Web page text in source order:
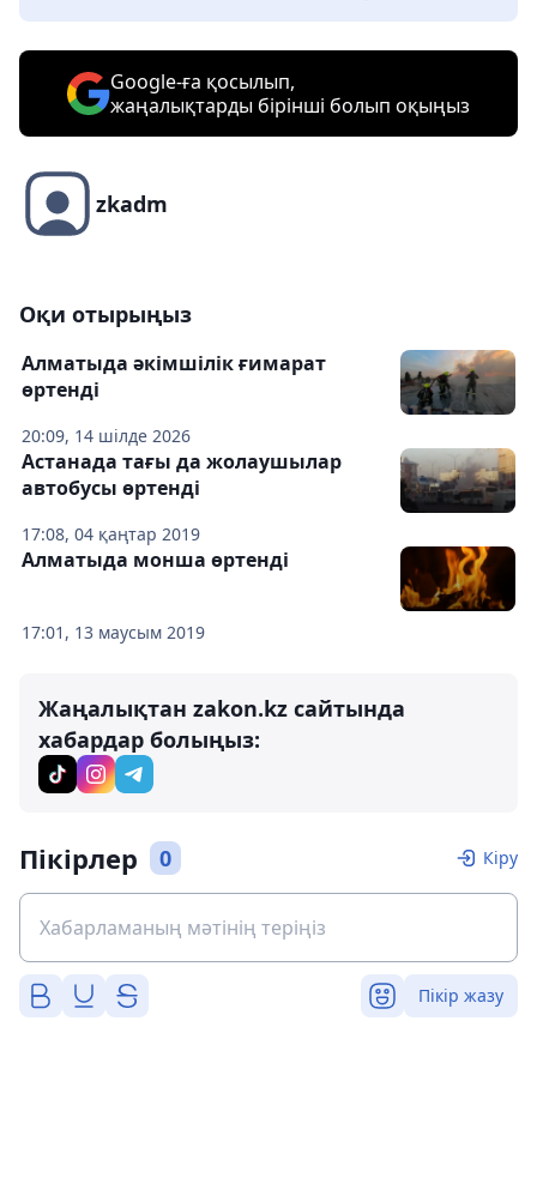
Google-ға қосылып,
жаңалықтарды бірінші болып оқыңыз
zkadm
Оқи отырыңыз
20:09, 14 шілде 2026
Алматыда әкімшілік ғимарат
өртенді
17:08, 04 қаңтар 2019
Астанада тағы да жолаушылар
автобусы өртенді
17:01, 13 маусым 2019
Алматыда монша өртенді
Жаңалықтан zakon.kz сайтында
хабардар болыңыз:
Пікірлер 0 Кіру
Пікір жазу